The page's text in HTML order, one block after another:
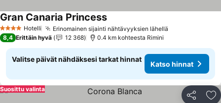
4 Tähtiluokitus
Hotelli Erinomainen sijainti nähtävyyksien lähellä
Gran Canaria Princess
8,4 Erittäin hyvä 12 368 0.4 km kohteesta Rimini
Valitse päivät nähdäksesi tarkat hinnat
Katso hinnat
Jaa
Suosittu valinta